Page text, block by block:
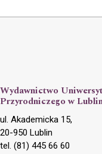
Wydawnictwo
Przyrodniczego w
ul. Akademicka 15,
20-950 Lublin
tel. (81) 445 66 60